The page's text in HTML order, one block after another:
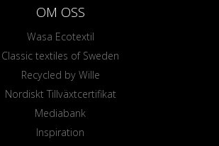
OM OSS
Wasa Ecotextil
Classic textiles of Sweden
Recycled by Wille
Nordiskt Tillväxtcertifikat
Mediabank
Inspiration